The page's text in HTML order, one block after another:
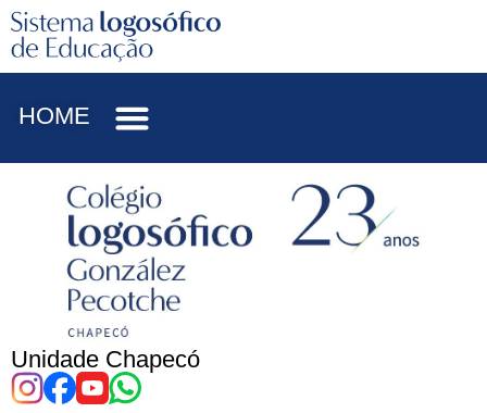
HOME
Unidade Chapecó